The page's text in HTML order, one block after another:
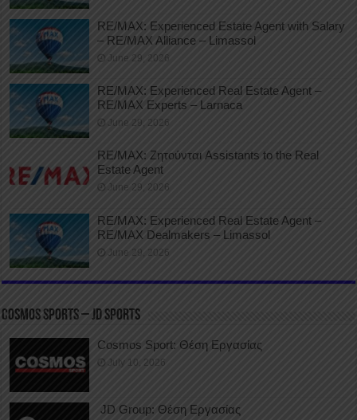
RE/MAX: Experienced Estate Agent with Salary
– RE/MAX Alliance – Limassol
June 29, 2026
RE/MAX: Experienced Real Estate Agent –
RE/MAX Experts – Larnaca
June 29, 2026
RE/MAX: Ζητούνται Assistants to the Real
Estate Agent
June 29, 2026
RE/MAX: Experienced Real Estate Agent –
RE/MAX Dealmakers – Limassol
June 29, 2026
COSMOS SPORTS – JD SPORTS
Cosmos Sport: Θέση Εργασίας
July 10, 2026
JD Group: Θέση Εργασίας